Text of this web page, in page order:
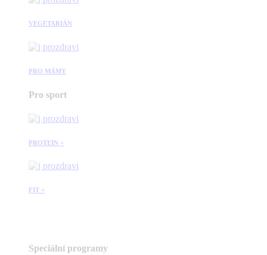
VEGETARIÁN
PRO MÁMY
Pro sport
PROTEIN +
FIT +
Speciální programy